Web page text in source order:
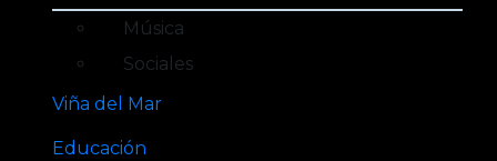
Música
Sociales
Viña del Mar
Educación